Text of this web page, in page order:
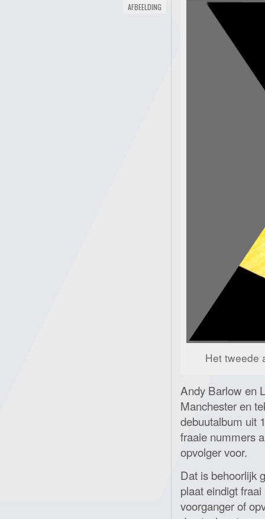
AFBEELDING
Het tweede
Andy Barlow en
Manchester en
debuutalbum uit
fraaie nummers
opvolger voor.
Dat is behoorlijk
plaat eindigt
voorganger of